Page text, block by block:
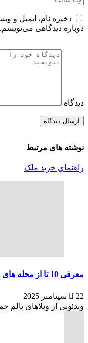
ذخیره نام، ایمیل و
دوباره دیدگاهی می‌نویسم.
دیدگاه
نوشته های مرتبط
راهنمای خرید ملک
معرفی 10 تا از محله های دبی به عنوان مناطق گران قیمت دبی
22 سپتامبر 2025
ویدئویی از ویلاهای